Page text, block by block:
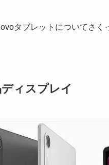
タブレットについてさく
ィスプレイ